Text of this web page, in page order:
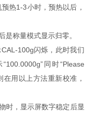
热1-3小时，预热以后，
称量模式显示归零。
100g闪烁，此时我们
同时“Please
用以上方法重新校准，
，显示屏数字稳定后显